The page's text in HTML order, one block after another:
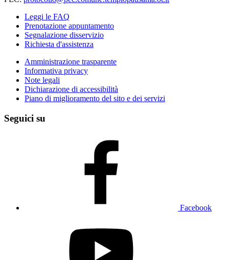
Leggi le FAQ
Prenotazione appuntamento
Segnalazione disservizio
Richiesta d'assistenza
Amministrazione trasparente
Informativa privacy
Note legali
Dichiarazione di accessibilità
Piano di miglioramento del sito e dei servizi
Seguici su
Facebook